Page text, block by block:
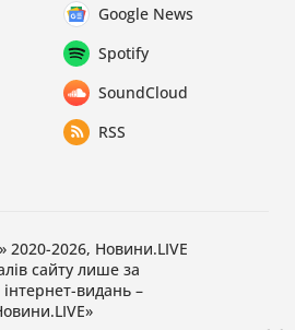
Google News
Spotify
SoundCloud
RSS
2026, Новини.LIVE
сайту лише за
видань –